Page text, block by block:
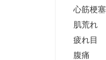
心筋梗塞
肌荒れ
疲れ目
腹痛